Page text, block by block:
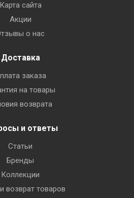
Карта сайта
Акции
о нас
Доставка
заказа
на товары
возврата
и ответы
Статьи
Бренды
Коллекции
возврат товаров